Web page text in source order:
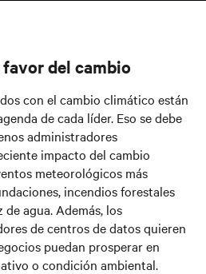
del cambio
con el cambio climático están
de cada líder. Eso se debe
administradores
impacto del cambio
meteorológicos más
incendios forestales
de agua. Además, los
de centros de datos quieren
puedan prosperar en
o condición ambiental.